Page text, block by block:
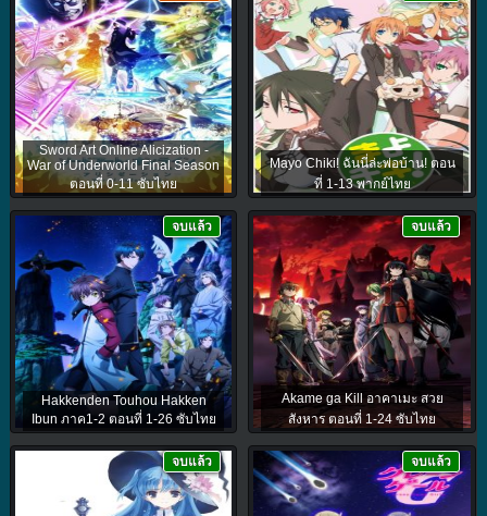
Sword Art Online Alicization -
War of Underworld Final Season
ตอนที่ 0-11 ซับไทย
Mayo Chiki! ฉันนี่ล่ะพ่อบ้าน! ตอน
ที่ 1-13 พากย์ไทย
Hakkenden Touhou Hakken
Ibun ภาค1-2 ตอนที่ 1-26 ซับไทย
จบแล้ว
Akame ga Kill อาคาเมะ สวย
สังหาร ตอนที่ 1-24 ซับไทย
จบแล้ว
จบแล้ว จบแล้ว